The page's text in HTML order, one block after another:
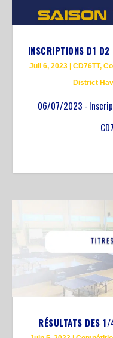
INSCRIPTIONS D1
Juil 6, 2023 CD76TT,
District
06/07/2023 -
RÉSULTATS DES